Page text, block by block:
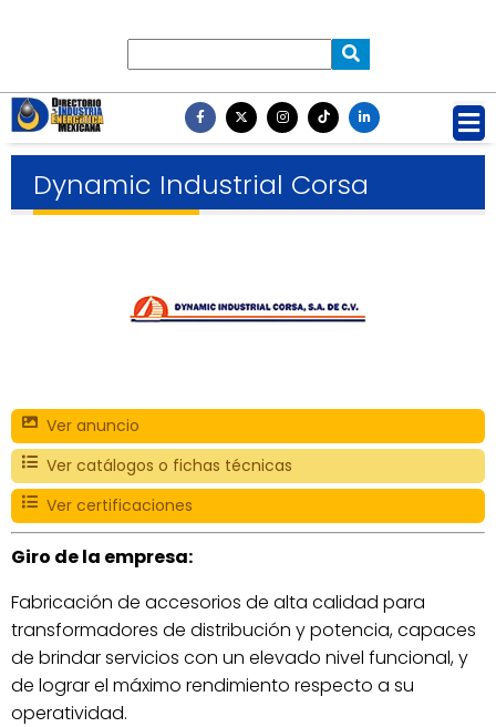
Dynamic Industrial Corsa
Ver anuncio
Ver catálogos o fichas técnicas
Ver certificaciones
Giro de la empresa:
Fabricación de accesorios de alta calidad para
transformadores de distribución y potencia, capaces
de brindar servicios con un elevado nivel funcional, y
de lograr el máximo rendimiento respecto a su
operatividad.